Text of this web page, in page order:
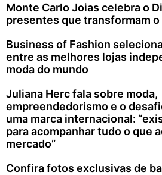
Monte Carlo Joias celebra o
presentes que transformam
Business of Fashion
entre as melhores lojas
moda do mundo
Juliana Herc fala sobre moda,
empreendedorismo e o
uma marca internacional:
para acompanhar tudo o que
mercado”
Confira fotos exclusivas de